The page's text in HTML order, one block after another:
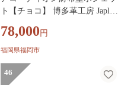
ト【チョコ】 博多革工房 Japlish
78,000 円
福岡県福岡市
46